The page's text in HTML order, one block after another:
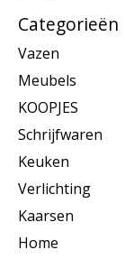
Categorieën
Vazen
Meubels
KOOPJES
Schrijfwaren
Keuken
Verlichting
Kaarsen
Home